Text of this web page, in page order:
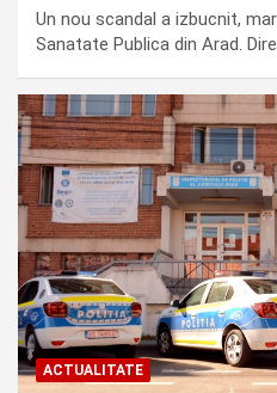
Un nou scandal a izbucnit,
Sanatate Publica din Arad.
ACTUALITATE